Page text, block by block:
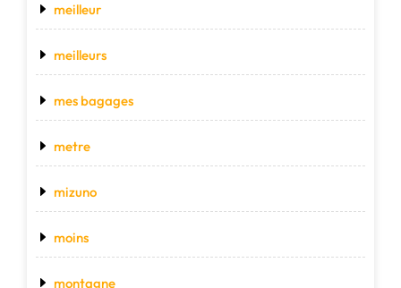
meilleur
meilleurs
mes bagages
metre
mizuno
moins
montagne